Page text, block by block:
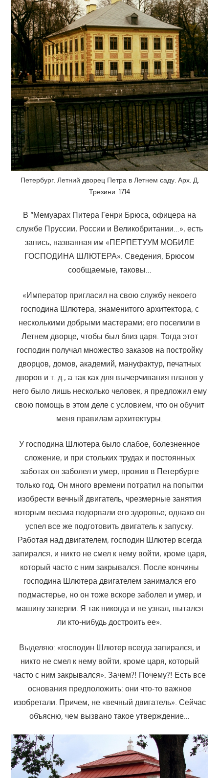
Петербург. Летний дворец Петра в Летнем саду. Арх. Д.
Трезини. 1714
В “Мемуарах Питера Генри Брюса, офицера на
службе Пруссии, России и Великобритании…», есть
запись, названная им «ПЕРПЕТУУМ МОБИЛЕ
ГОСПОДИНА ШЛЮТЕРА». Сведения, Брюсом
сообщаемые, таковы…
«Император пригласил на свою службу некоего
господина Шлютера, знаменитого архитектора, с
несколькими добрыми мастерами; его поселили в
Летнем дворце, чтобы был близ царя. Тогда этот
господин получал множество заказов на постройку
дворцов, домов, академий, мануфактур, печатных
дворов и т. д., а так как для вычерчивания планов у
него было лишь несколько человек, я предложил ему
свою помощь в этом деле с условием, что он обучит
меня правилам архитектуры.
У господина Шлютера было слабое, болезненное
сложение, и при стольких трудах и постоянных
заботах он заболел и умер, прожив в Петербурге
только год. Он много времени потратил на попытки
изобрести вечный двигатель, чрезмерные занятия
которым весьма подорвали его здоровье; однако он
успел все же подготовить двигатель к запуску.
Работая над двигателем, господин Шлютер всегда
запирался, и никто не смел к нему войти, кроме царя,
который часто с ним закрывался. После кончины
господина Шлютера двигателем занимался его
подмастерье, но он тоже вскоре заболел и умер, и
машину заперли. Я так никогда и не узнал, пытался
ли кто-нибудь достроить ее».
Выделяю: «господин Шлютер всегда запирался, и
никто не смел к нему войти, кроме царя, который
часто с ним закрывался». Зачем?! Почему?! Есть все
основания предположить: они что-то важное
изобретали. Причем, не «вечный двигатель». Сейчас
объясню, чем вызвано такое утверждение…